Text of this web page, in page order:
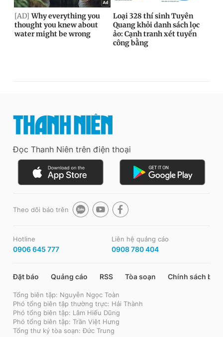
Đọc Thanh Niên trên điện thoại
Theo dõi báo trên
Hotline
0906 645 777
Liên hệ quảng cáo
0908 780 404
Đặt báo Quảng cáo RSS Tòa soạn Chính sách bảo
Tổng biên tập: Nguyễn Ngọc Toàn
Phó tổng biên tập thường trực: Hải Thành
Phó tổng biên tập: Lâm Hiếu Dũng
Phó tổng biên tập: Trần Việt Hưng
Tổng thư ký tòa soạn: Đức Trung